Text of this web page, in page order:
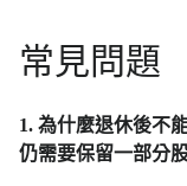
常見問題
1. 為什麼退休後不
仍需要保留一部分